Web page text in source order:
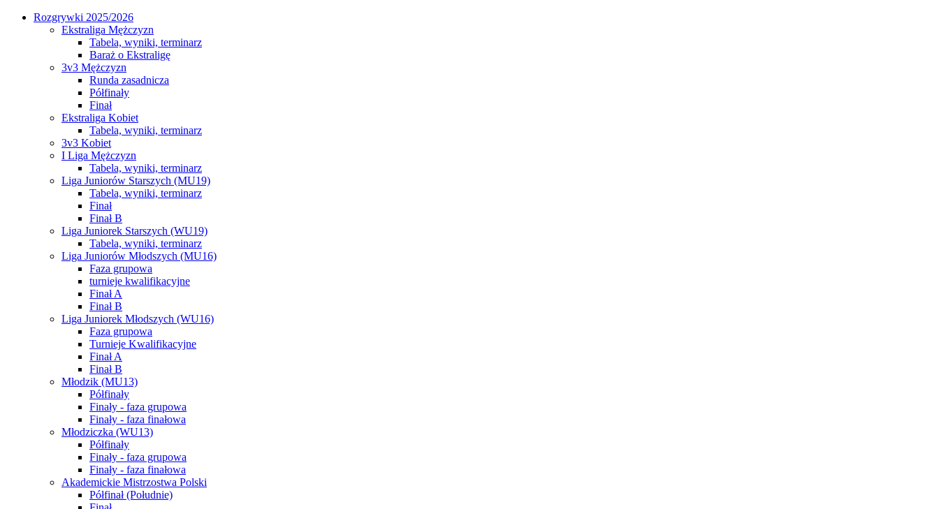
Rozgrywki 2025/2026
Ekstraliga Mężczyzn
Tabela, wyniki, terminarz
Baraż o Ekstraligę
3v3 Mężczyzn
Runda zasadnicza
Półfinały
Finał
Ekstraliga Kobiet
Tabela, wyniki, terminarz
3v3 Kobiet
I Liga Mężczyzn
Tabela, wyniki, terminarz
Liga Juniorów Starszych (MU19)
Tabela, wyniki, terminarz
Finał
Finał B
Liga Juniorek Starszych (WU19)
Tabela, wyniki, terminarz
Liga Juniorów Młodszych (MU16)
Faza grupowa
turnieje kwalifikacyjne
Finał A
Finał B
Liga Juniorek Młodszych (WU16)
Faza grupowa
Turnieje Kwalifikacyjne
Finał A
Finał B
Młodzik (MU13)
Półfinały
Finały - faza grupowa
Finały - faza finałowa
Młodziczka (WU13)
Półfinały
Finały - faza grupowa
Finały - faza finałowa
Akademickie Mistrzostwa Polski
Półfinał (Południe)